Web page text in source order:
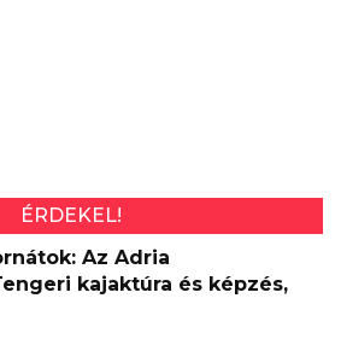
Az Adria
kajaktúra és képzés,
ÉRDEKEL!